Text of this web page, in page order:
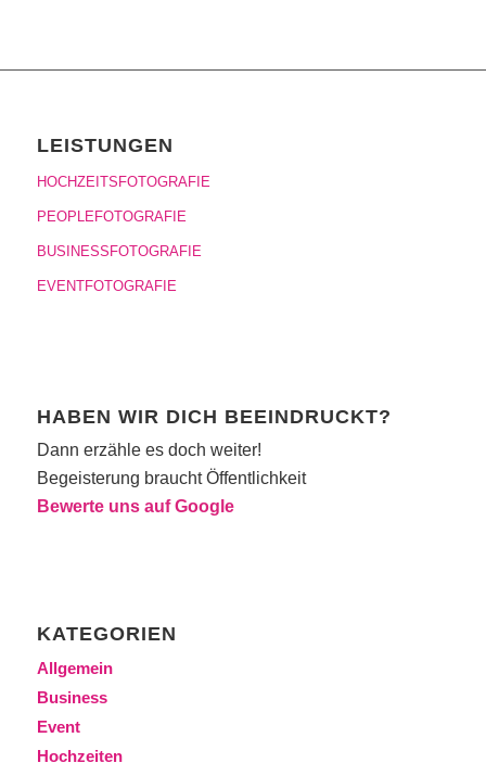
LEISTUNGEN
HOCHZEITSFOTOGRAFIE
PEOPLEFOTOGRAFIE
BUSINESSFOTOGRAFIE
EVENTFOTOGRAFIE
HABEN WIR DICH BEEINDRUCKT?
Dann erzähle es doch weiter!
Begeisterung braucht Öffentlichkeit
Bewerte uns auf Google
KATEGORIEN
Allgemein
Business
Event
Hochzeiten